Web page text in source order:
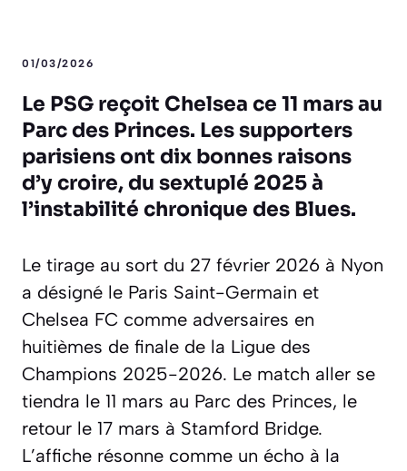
01/03/2026
Le PSG reçoit Chelsea ce 11 mars au
Parc des Princes. Les supporters
parisiens ont dix bonnes raisons
d’y croire, du sextuplé 2025 à
l’instabilité chronique des Blues.
Le tirage au sort du 27 février 2026 à Nyon
a désigné le Paris Saint-Germain et
Chelsea FC comme adversaires en
huitièmes de finale de la Ligue des
Champions 2025-2026. Le match aller se
tiendra le 11 mars au Parc des Princes, le
retour le 17 mars à Stamford Bridge.
L’affiche résonne comme un écho à la